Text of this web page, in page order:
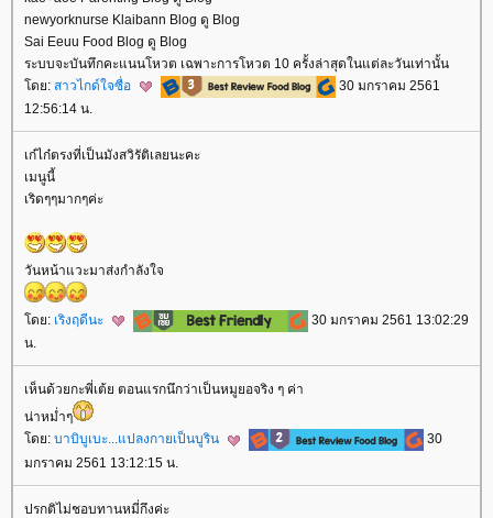
newyorknurse Klaibann Blog ดู Blog
Sai Eeuu Food Blog ดู Blog
ระบบจะบันทึกคะแนนโหวต เฉพาะการโหวต 10 ครั้งล่าสุดในแต่ละวันเท่านั้น
ดย: สาวไกด์ใจซื่อ
30 มกราคม 2561
12:56:14 น.
เก๋ไก๋ตรงที่เป็นมังสวิรัติเลยนะคะ
เมนูนี้
เริดๆๆมากๆค่ะ
วันหน้าแวะมาส่งกำลังใจ
ดย: เริงฤดีนะ
30 มกราคม 2561 13:02:29
น.
เห็นด้วยกะพี่เต้ย ตอนแรกนึกว่าเป็นหมูยอจริง ๆ ค่า
น่าหม่ำๆ
ดย: บาบิบูเบะ...แปลงกายเป็นบูริน
30
มกราคม 2561 13:12:15 น.
ปรกติไม่ชอบทานหมี่กึงค่ะ